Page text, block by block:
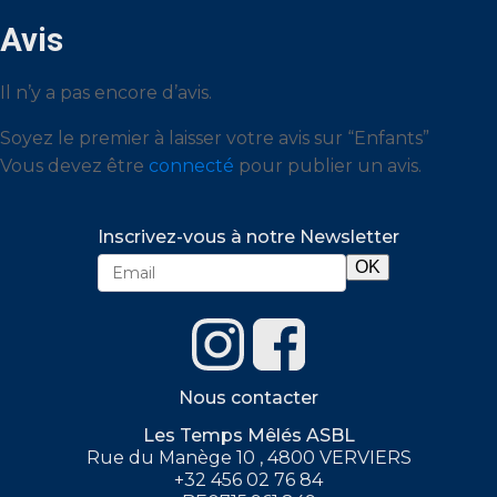
Avis
Il n’y a pas encore d’avis.
Soyez le premier à laisser votre avis sur “Enfants”
Vous devez être connecté pour publier un avis.
Inscrivez-vous à notre Newsletter
Nous contacter
Les Temps Mêlés ASBL
Rue du Manège 10 , 4800 VERVIERS
+32 456 02 76 84